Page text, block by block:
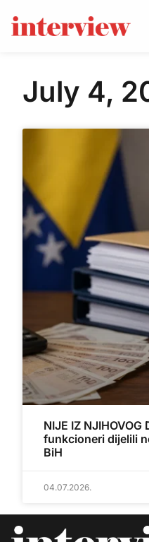
July 4,
NIJE IZ NJIHOVOG
funkcioneri dijelili
BiH
04.07.2026.